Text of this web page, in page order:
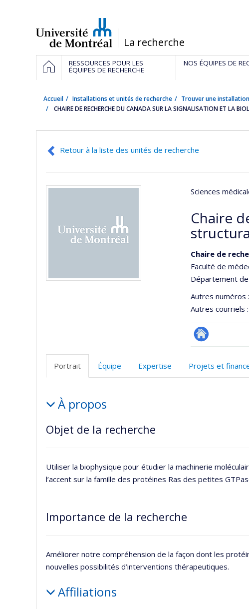
/La recherche
Navigation
principale
ACCUEILRESSOURCES POUR LES
ÉQUIPES DE RECHERCHE
NOS ÉQUIPES DE
Accueil Installations et unités de recherche Trouver une
CHAIRE DE RECHERCHE DU CANADA SUR LA SIGNALISATION ET LA
Retour à la liste des unités de recherche
Sciences
Chaire
Chaire de
Faculté de
Département
Autres numéros :
Autres courriels :
Autre
web
Portrait Équipe Expertise Projets et
Portrait
À propos
Objet de la recherche
Utiliser la biophysique pour étudier la machinerie
l’accent sur la famille des protéines Ras des petites
Importance de la recherche
Améliorer notre compréhension de la façon dont les
nouvelles possibilités d’interventions thérapeutiques.
Affiliations